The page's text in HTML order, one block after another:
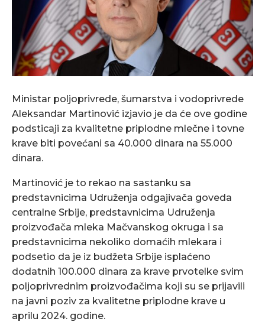
Ministar poljoprivrede, šumarstva i vodoprivrede
Aleksandar Martinović izjavio je da će ove godine
podsticaji za kvalitetne priplodne mlečne i tovne
krave biti povećani sa 40.000 dinara na 55.000
dinara.
Martinović je to rekao na sastanku sa
predstavnicima Udruženja odgajivača goveda
centralne Srbije, predstavnicima Udruženja
proizvođača mleka Mačvanskog okruga i sa
predstavnicima nekoliko domaćih mlekara i
podsetio da je iz budžeta Srbije isplaćeno
dodatnih 100.000 dinara za krave prvotelke svim
poljoprivrednim proizvođačima koji su se prijavili
na javni poziv za kvalitetne priplodne krave u
aprilu 2024. godine.